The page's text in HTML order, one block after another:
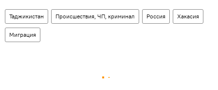
Таджикистан Происшествия, ЧП, криминал Россия Хакасия
Миграция